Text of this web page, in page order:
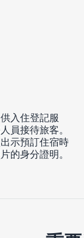
入住登記服
員接待旅客。
示預訂住宿時
的身分證明。